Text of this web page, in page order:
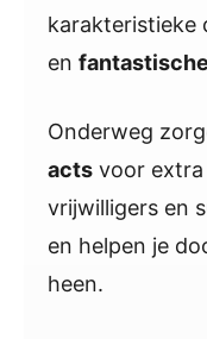
karakteristieke
en
Onderweg
acts voor extra
vrijwilligers en
en helpen je
heen.